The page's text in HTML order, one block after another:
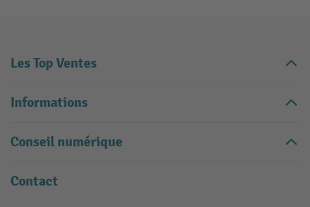
Les Top Ventes
Informations
Conseil numérique
Contact